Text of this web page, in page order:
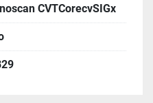
CVTCorecvSIGx